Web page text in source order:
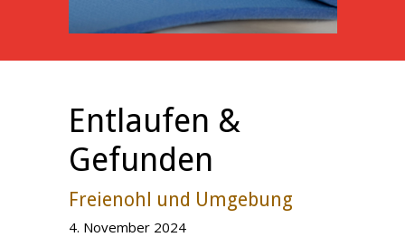
Entlaufen &
Gefunden
Freienohl und Umgebung
4. November 2024